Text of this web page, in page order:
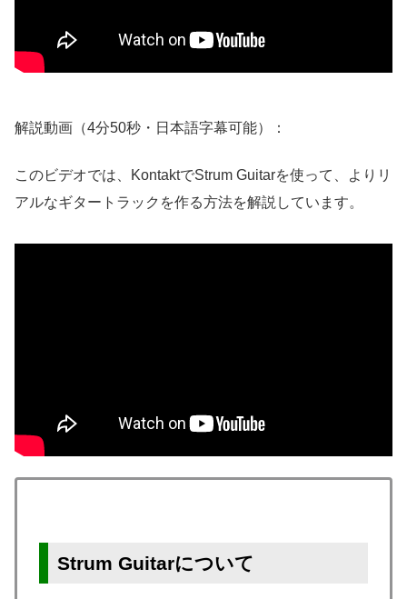
解説動画（4分50秒・日本語字幕可能）：
このビデオでは、KontaktでStrum Guitarを使って、よりリ
アルなギタートラックを作る方法を解説しています。
Strum Guitarについて